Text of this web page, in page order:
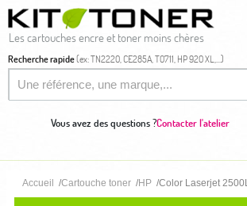
Les cartouches encre et toner moins chères
Recherche rapide(ex: TN2220, CE285A, T0711, HP 920 XL,...)
Vous avez des questions ?Contacter l'atelier
Accueil Cartouche toner HP Color Laserjet